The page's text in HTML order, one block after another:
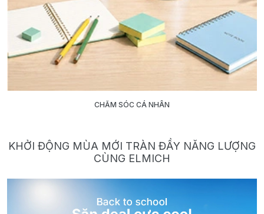
CHĂM SÓC CÁ NHÂN
KHỞI ĐỘNG MÙA MỚI TRÀN ĐẦY NĂNG LƯỢNG
CÙNG ELMICH